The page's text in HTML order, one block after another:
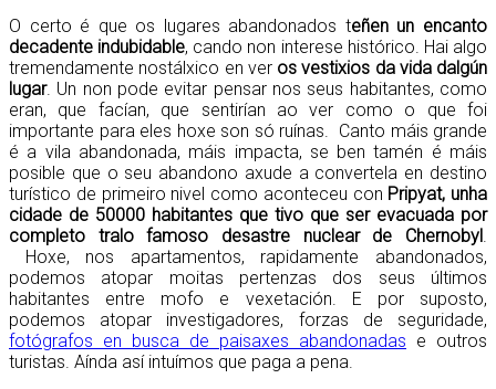
O certo é que os lugares abandonados teñen un encanto
decadente indubidable, cando non interese histórico. Hai algo
tremendamente nostálxico en ver os vestixios da vida dalgún
lugar. Un non pode evitar pensar nos seus habitantes, como
eran, que facían, que sentirían ao ver como o que foi
importante para eles hoxe son só ruínas. Canto máis grande
é a vila abandonada, máis impacta, se ben tamén é máis
posible que o seu abandono axude a convertela en destino
turístico de primeiro nivel como aconteceu con Pripyat, unha
cidade de 50000 habitantes que tivo que ser evacuada por
completo tralo famoso desastre nuclear de Chernobyl .
Hoxe, nos apartamentos, rapidamente abandonados,
podemos atopar moitas pertenzas dos seus últimos
habitantes entre mofo e vexetación. E por suposto,
podemos atopar investigadores, forzas de seguridade,
fotógrafos en busca de paisaxes abandonadas e outros
turistas. Aínda así intuímos que paga a pena.